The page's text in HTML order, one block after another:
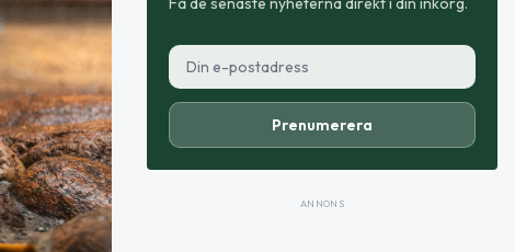
Prenumerera
ANNONS